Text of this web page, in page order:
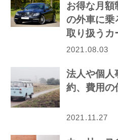
お得な月額
の外車に乗
取り扱うカ
介！
2021.08.03
法人や個人
約、費用の
2021.11.27